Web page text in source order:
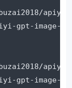
apiyi-
gpt-image-
apiyi-
gpt-image-2-